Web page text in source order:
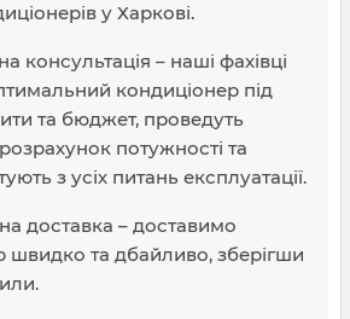
у Харкові.
консультація – наші фахівці
кондиціонер під
та бюджет, проведуть
потужності та
з усіх питань експлуатації.
доставка – доставимо
швидко та дбайливо, зберігши